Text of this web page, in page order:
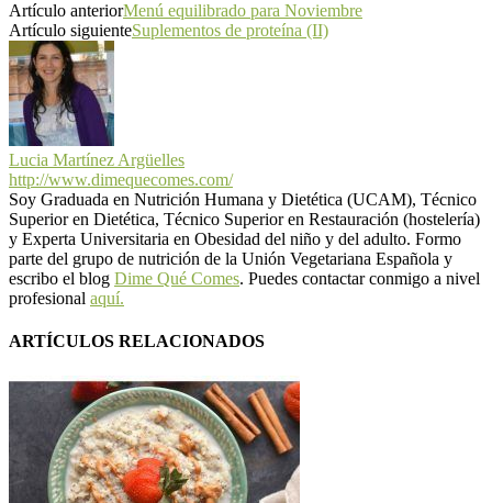
Artículo anteriorMenú equilibrado para Noviembre
Artículo siguienteSuplementos de proteína (II)
Lucia Martínez Argüelles
http://www.dimequecomes.com/
Soy Graduada en Nutrición Humana y Dietética (UCAM), Técnico
Superior en Dietética, Técnico Superior en Restauración (hostelería)
y Experta Universitaria en Obesidad del niño y del adulto. Formo
parte del grupo de nutrición de la Unión Vegetariana Española y
escribo el blog Dime Qué Comes. Puedes contactar conmigo a nivel
profesional aquí.
ARTÍCULOS RELACIONADOS